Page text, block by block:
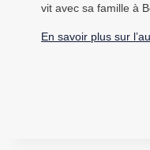
vit avec sa famille à
En savoir plus sur